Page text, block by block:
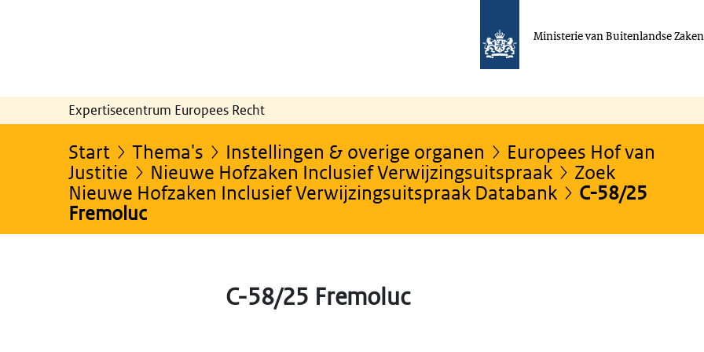
Ministerie van Buitenlandse Zaken
Expertisecentrum Europees Recht
Start Thema's Instellingen & overige organen
Europees Hof van
Justitie
Nieuwe Hofzaken Inclusief Verwijzingsuitspraak
Zoek
Nieuwe Hofzaken Inclusief Verwijzingsuitspraak Databank
C-58/25
Fremoluc
C-58/25 Fremoluc